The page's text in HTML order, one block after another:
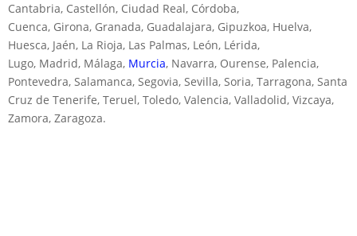
Cantabria, Castellón, Ciudad Real, Córdoba,
Cuenca, Girona, Granada, Guadalajara, Gipuzkoa, Huelva,
Huesca, Jaén, La Rioja, Las Palmas, León, Lérida,
Lugo, Madrid, Málaga, Murcia, Navarra, Ourense, Palencia,
Pontevedra, Salamanca, Segovia, Sevilla, Soria, Tarragona, Santa
Cruz de Tenerife, Teruel, Toledo, Valencia, Valladolid, Vizcaya,
Zamora, Zaragoza.